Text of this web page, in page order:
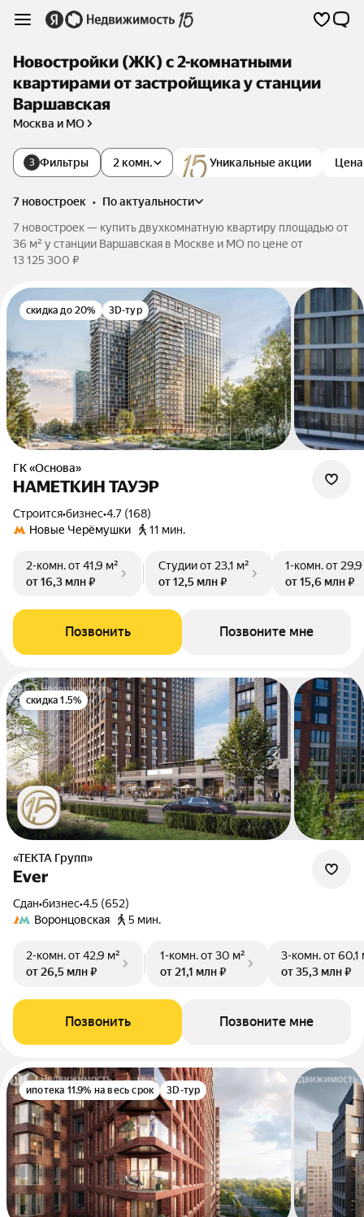
Новостройки (ЖК) с 2-комнатными
квартирами от застройщика у станции
Варшавская
Москва и МО
3 Фильтры Уникальные акции Цена
2 комн.
7 новостроек •
по актуальности
7 новостроек — купить двухкомнатную квартиру площадью от
36 м² у станции Варшавская в Москве и МО по цене от
13 125 300 ₽
скидка до 20% 3D-тур
ГК «Основа»
НАМЕТКИН ТАУЭР
Строится•бизнес•4.7 (168)
Новые Черёмушки
11 мин.
2-комн.от 41,9 м²
от 16,3 млн ₽
Студииот 23,1 м²
от 12,5 млн ₽
1-комн.от
от 15,6 млн ₽
Позвонить Позвоните мне
скидка 1.5%
«ТЕКТА Групп»
Ever
Сдан•бизнес•4.5 (652)
Воронцовская
5 мин.
2-комн.от 42,9 м²
от 26,5 млн ₽
1-комн.от 30 м²
от 21,1 млн ₽
3-комн.от 60,1
от 35,3 млн ₽
Позвонить Позвоните мне
ипотека 11.9% на весь срок 3D-тур